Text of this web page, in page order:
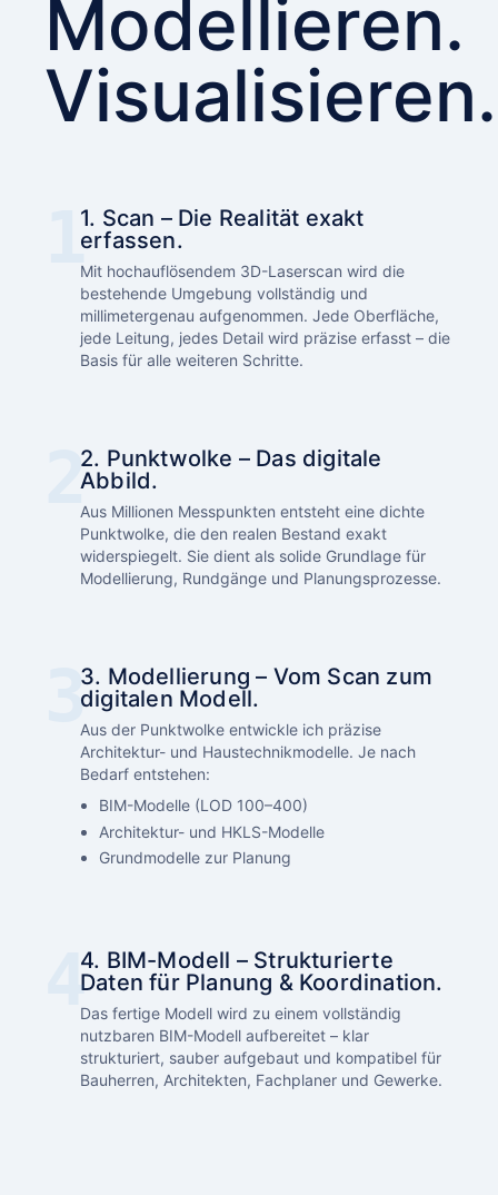
Modellieren.
Visualisieren.
1. Scan – Die Realität exakt
erfassen.
Mit hochauflösendem 3D-Laserscan wird die
bestehende Umgebung vollständig und
millimetergenau aufgenommen. Jede Oberfläche,
jede Leitung, jedes Detail wird präzise erfasst – die
Basis für alle weiteren Schritte.
2. Punktwolke – Das digitale
Abbild.
Aus Millionen Messpunkten entsteht eine dichte
Punktwolke, die den realen Bestand exakt
widerspiegelt. Sie dient als solide Grundlage für
Modellierung, Rundgänge und Planungsprozesse.
3. Modellierung – Vom Scan zum
digitalen Modell.
Aus der Punktwolke entwickle ich präzise
Architektur- und Haustechnikmodelle. Je nach
Bedarf entstehen:
BIM-Modelle (LOD 100–400)
Architektur- und HKLS-Modelle
Grundmodelle zur Planung
4. BIM-Modell – Strukturierte
Daten für Planung & Koordination.
Das fertige Modell wird zu einem vollständig
nutzbaren BIM-Modell aufbereitet – klar
strukturiert, sauber aufgebaut und kompatibel für
Bauherren, Architekten, Fachplaner und Gewerke.